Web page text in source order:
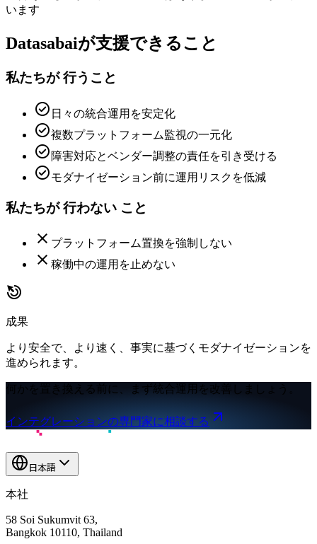
います
Datasabaiが支援できること
私たちが 行うこと
check_circle 日々の統合運用を安定化
check_circle複数プラットフォーム監視の一元化
check_circle障害対応とベンダー調整の責任を引き受ける
check_circleモダナイゼーション前に運用リスクを低減
私たちが 行わない こと
close プラットフォーム置換を強制しない
close 稼働中の運用を止めない
drag_click
成果
より安全で、より速く、事実に基づくモダナイゼーションを
進められます。
何かを置き換える前に、まず統合運用を改善しましょう。
インテグレーションの専門家に相談する
日本語
本社
58 Soi Sukumvit 63,
Bangkok 10110, Thailand